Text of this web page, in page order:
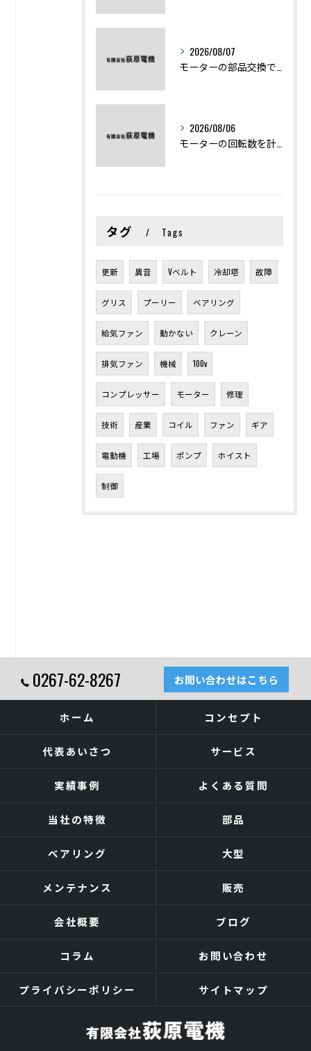
2026/08/07
2026/08/06
タグ Tags
更新 異音 Vベルト 冷却塔 故障
グリス プーリー ベアリング
給気ファン 動かない クレーン
排気ファン 機械 100v
コンプレッサー モーター 修理
技術 産業 コイル ファン ギア
電動機 工場 ポンプ ホイスト
制御
0267-62-8267 お問い合わせはこちら
ホーム コンセプト
代表あいさつ サービス
実績事例 よくある質問
当社の特徴 部品
ベアリング 大型
メンテナンス 販売
会社概要 ブログ
コラム お問い合わせ
プライバシーポリシー サイトマップ